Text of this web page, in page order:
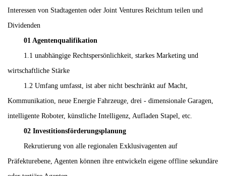
Interessen von Stadtagenten oder Joint Ventures Reichtum teilen und
Dividenden
01 Agentenqualifikation
1.1 unabhängige Rechtspersönlichkeit, starkes Marketing und
wirtschaftliche Stärke
1.2 Umfang umfasst, ist aber nicht beschränkt auf Macht,
Kommunikation, neue Energie Fahrzeuge, drei - dimensionale Garagen,
intelligente Roboter, künstliche Intelligenz, Aufladen Stapel, etc.
02 Investitionsförderungsplanung
Rekrutierung von alle regionalen Exklusivagenten auf
Präfekturebene, Agenten können ihre entwickeln eigene offline sekundäre